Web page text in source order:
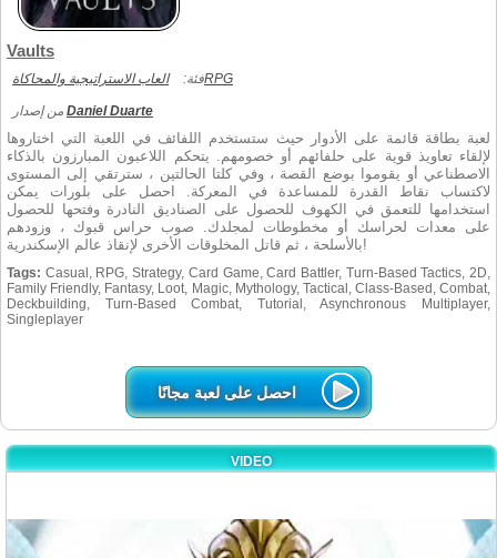
Vaults
فئة: العاب الاستراتيجية والمحاكاة RPG
Daniel Duarte
لعبة بطاقة قائمة على الأدوار حيث ستستخدم اللفائف في اللعبة التي اختاروها
لإلقاء تعاويذ قوية على حلفائهم أو خصومهم. يتحكم اللاعبون المبارزون بالذكاء
الاصطناعي أو يقوموا بوضع القصة ، وفي كلتا الحالتين ، سترتقي إلى المستوى
لاكتساب نقاط القدرة للمساعدة في المعركة. احصل على بلورات يمكن
استخدامها للتعمق في الكهوف للحصول على الصناديق النادرة وفتحها للحصول
على معدات لحراسك أو مخطوطات لمجلدك. صوب حراس قبوك ، وزودهم
بالأسلحة ، ثم قاتل المخلوقات الأخرى لإنقاذ عالم الإسكندرية!
Tags: Casual, RPG, Strategy, Card Game, Card Battler, Turn-Based Tactics, 2D,
Family Friendly, Fantasy, Loot, Magic, Mythology, Tactical, Class-Based, Combat,
Deckbuilding, Turn-Based Combat, Tutorial, Asynchronous Multiplayer,
Singleplayer
احصل على لعبة مجانًا
VIDEO